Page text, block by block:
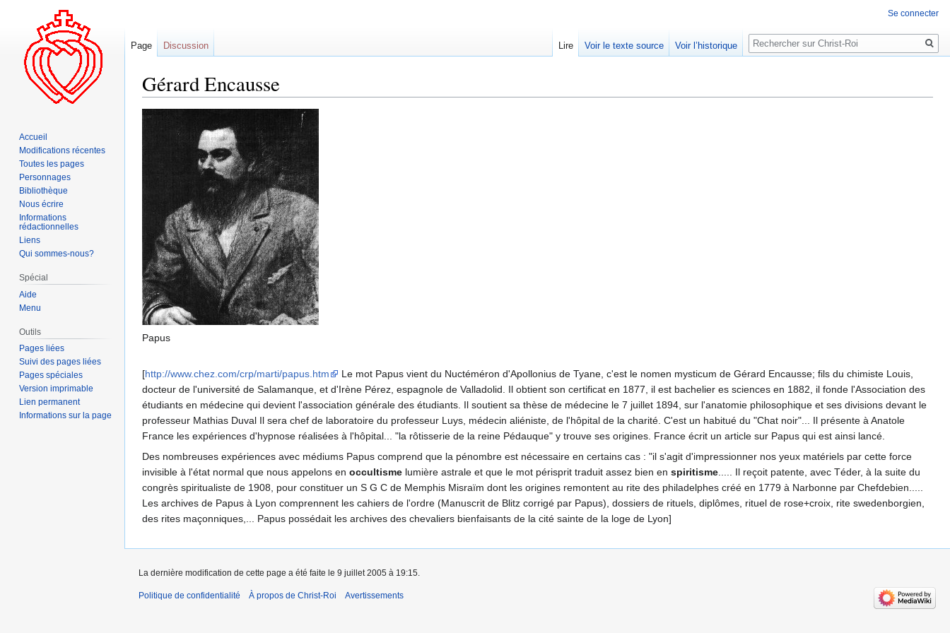
Gérard Encausse
Aller
la
Aller
la
Papus
[http://www.chez.com/crp/marti/papus.htm
Le mot Papus vient du Nuctéméron d'Apollonius de Tyane, c'est le nomen mysticum de Gérard Encausse; fils du chimiste Louis,
docteur de l'université de Salamanque, et d'Irène Pérez, espagnole de Valladolid. Il obtient son certificat en 1877, il est bachelier es sciences en 1882, il fonde l'Association des
étudiants en médecine qui devient l'association générale des étudiants. Il soutient sa thèse de médecine le 7 juillet 1894, sur l'anatomie philosophique et ses divisions devant le
professeur Mathias Duval Il sera chef de laboratoire du professeur Luys, médecin aliéniste, de l'hôpital de la charité. C'est un habitué du "Chat noir"... Il présente à Anatole
France les expériences d'hypnose réalisées à l'hôpital... "la rôtisserie de la reine Pédauque" y trouve ses origines. France écrit un article sur Papus qui est ainsi lancé.
Des nombreuses expériences avec médiums Papus comprend que la pénombre est nécessaire en certains cas : "il s'agit d'impressionner nos yeux matériels par cette force
invisible à l'état normal que nous appelons en occultisme lumière astrale et que le mot périsprit traduit assez bien en spiritisme..... Il reçoit patente, avec Téder, à la suite du
congrès spiritualiste de 1908, pour constituer un S G C de Memphis Misraïm dont les origines remontent au rite des philadelphes créé en 1779 à Narbonne par Chefdebien.....
Les archives de Papus à Lyon comprennent les cahiers de l'ordre (Manuscrit de Blitz corrigé par Papus), dossiers de rituels, diplômes, rituel de rose+croix, rite swedenborgien,
des rites maçonniques,... Papus possédait les archives des chevaliers bienfaisants de la cité sainte de la loge de Lyon]
Se connecter
Page Discussion Lire Voir le texte source Voir l’historique
Rechercher
Accueil
Modifications récentes
Toutes les pages
Personnages
Bibliothèque
Nous écrire
Informations
rédactionnelles
Liens
Qui sommes-nous?
Spécial
Aide
Menu
Outils
Pages liées
Suivi des pages liées
Pages spéciales
Version imprimable
Lien permanent
Informations sur la page
La dernière modification de cette page a été faite le 9 juillet 2005 à 19:15.
Politique de confidentialité À propos de Christ-Roi Avertissements